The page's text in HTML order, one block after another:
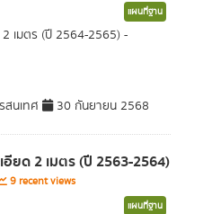
แผนที่ฐาน
เมตร (ปี 2564-2565) -
สนเทศ 30 กันยายน 2568
ยด 2 เมตร (ปี 2563-2564)
9 recent views
แผนที่ฐาน